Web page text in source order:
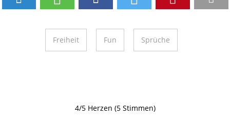
Freiheit Fun Sprüche
4/5 Herzen (5 Stimmen)